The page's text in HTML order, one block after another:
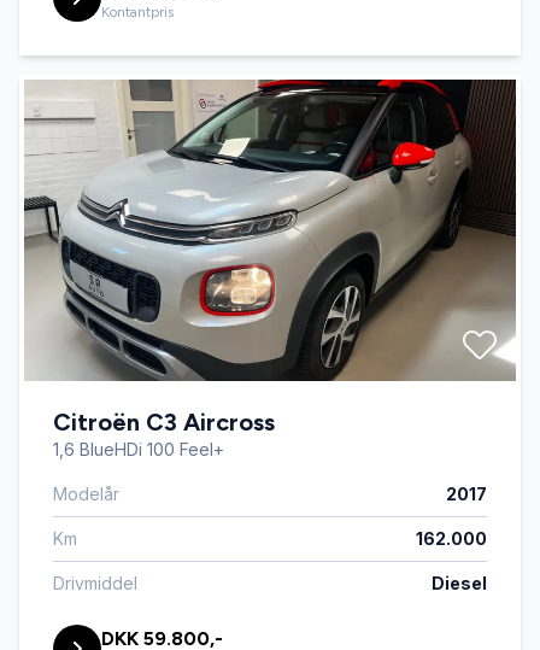
Kontantpris
Citroën C3 Aircross
1,6 BlueHDi 100 Feel+
Modelår 2017
Km 162.000
Drivmiddel Diesel
DKK 59.800,-